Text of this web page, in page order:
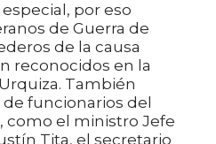
por eso
de Guerra de
de la causa
reconocidos en la
También
funcionarios del
como el ministro Jefe
Tita, el secretario